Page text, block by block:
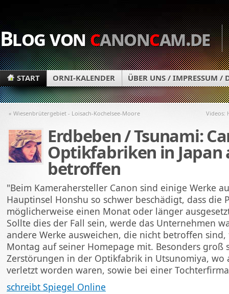
Blog voncanoncam.de
START ORNI-KALENDER ÜBER UNS / IMPRESSUM /
« Wiesenbrütergebiet - Loisach-Kochelsee-Moore Videos:
Erdbeben / Tsunami:
Optikfabriken in Japan
betroffen
"Beim Kamerahersteller Canon sind einige Werke
Hauptinsel Honshu so schwer beschädigt, dass die
möglicherweise einen Monat oder länger
Sollte dies der Fall sein, werde das Unternehmen
andere Werke ausweichen, die nicht betroffen
Montag auf seiner Homepage mit. Besonders groß
Zerstörungen in der Optikfabrik in Utsunomiya, wo
verletzt worden waren, sowie bei einer
schreibt Spiegel Online